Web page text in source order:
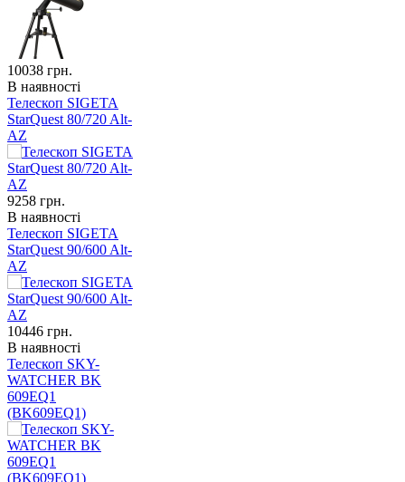
10038 грн.
В наявності
Телескоп SIGETA
StarQuest 80/720 Alt-
AZ
9258 грн.
В наявності
Телескоп SIGETA
StarQuest 90/600 Alt-
AZ
10446 грн.
В наявності
Телескоп SKY-
WATCHER BK
609EQ1
(BK609EQ1)